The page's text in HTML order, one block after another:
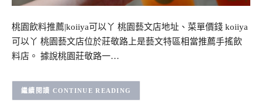
桃園飲料推薦|koiiya可以丫 桃園藝文店地址、菜單價錢 koiiya
可以丫 桃園藝文店位於莊敬路上是藝文特區相當推薦手搖飲
料店。 據說桃園莊敬路一…
CONTINUE READING